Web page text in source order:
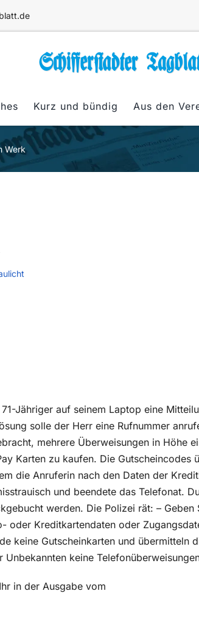
Kurz und bündig Aus den
Werk
Jähriger auf seinem Laptop eine
solle der Herr eine Rufnummer
mehrere Überweisungen in Höhe
Karten zu kaufen. Die Gutscheincodes
die Anruferin nach den Daten der
und beendete das Telefonat.
werden. Die Polizei rät: – Geben
oder Kreditkartendaten oder
keine Gutscheinkarten und übermitteln
keine
in der Ausgabe vom